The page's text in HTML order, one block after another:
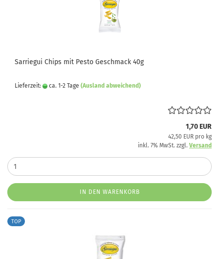
Sarriegui Chips mit Pesto Geschmack 40g
Lieferzeit: ca. 1-2 Tage (Ausland abweichend)
1,70 EUR
42,50 EUR pro kg
inkl. 7% MwSt. zzgl. Versand
IN DEN WARENKORB
TOP